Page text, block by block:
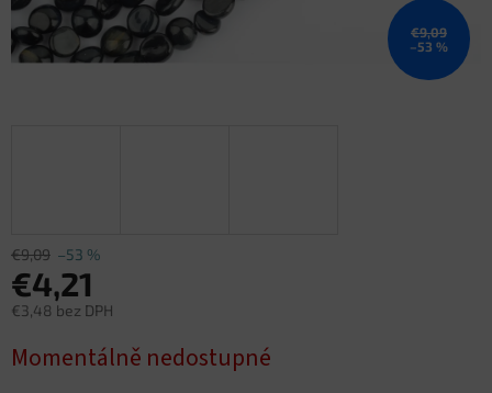
€9,09
–53 %
€9,09 –53 %
€4,21
€3,48 bez DPH
cena:
Momentálně nedostupné